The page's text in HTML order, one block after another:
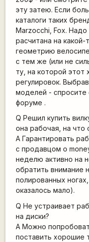
эту затею. Если
каталоги таких
Marzocchi, Fox.
расчитана на
геометрию
с тем же (или не
ту, на которой
регулировок.
моделей - спросите
форуме .
Q Решил купить
она рабочая, на что
A Гарантировать
с продавцом о
неделю активно на
обратить внимание
полированных
оказалось мало).
Q Не устраивает
на диски?
A Можно
поставить хорошие